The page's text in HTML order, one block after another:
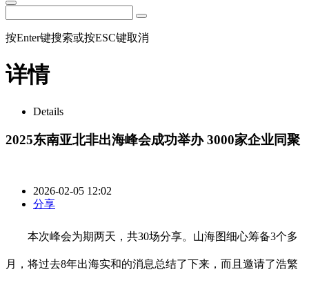
按Enter键搜索或按ESC键取消
详情
Details
2025东南亚北非出海峰会成功举办 3000家企业同聚
2026-02-05 12:02
分享
本次峰会为期两天，共30场分享。山海图细心筹备3个多
月，将过去8年出海实和的消息总结了下来，而且邀请了浩繁